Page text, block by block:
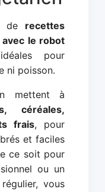
de recettes
le robot
pour
ni poisson.
mettent à
céréales,
frais, pour
et faciles
ce soit pour
ou un
vous